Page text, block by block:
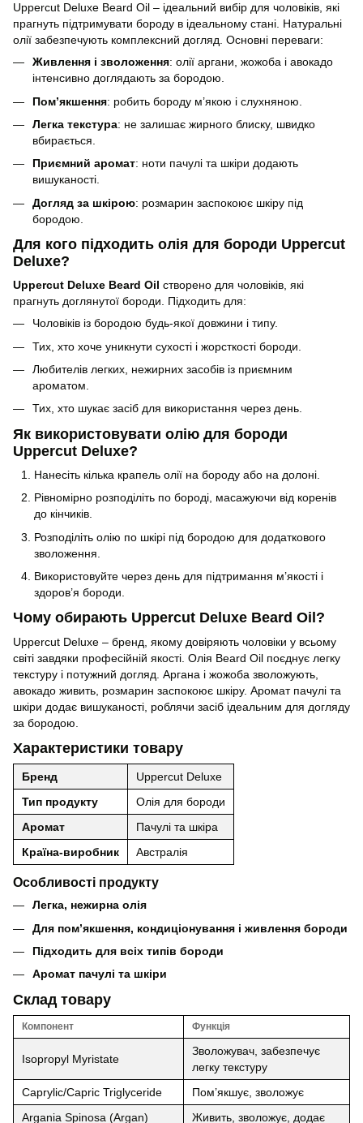
Uppercut Deluxe Beard Oil – ідеальний вибір для чоловіків, які
прагнуть підтримувати бороду в ідеальному стані. Натуральні
олії забезпечують комплексний догляд. Основні переваги:
Живлення і зволоження: олії аргани, жожоба і авокадо
інтенсивно доглядають за бородою.
Пом’якшення: робить бороду м’якою і слухняною.
Легка текстура: не залишає жирного блиску, швидко
вбирається.
Приємний аромат: ноти пачулі та шкіри додають
вишуканості.
Догляд за шкірою: розмарин заспокоює шкіру під
бородою.
Для кого підходить олія для бороди Uppercut
Deluxe?
Uppercut Deluxe Beard Oil створено для чоловіків, які
прагнуть доглянутої бороди. Підходить для:
Чоловіків із бородою будь-якої довжини і типу.
Тих, хто хоче уникнути сухості і жорсткості бороди.
Любителів легких, нежирних засобів із приємним
ароматом.
Тих, хто шукає засіб для використання через день.
Як використовувати олію для бороди
Uppercut Deluxe?
Нанесіть кілька крапель олії на бороду або на долоні.
Рівномірно розподіліть по бороді, масажуючи від коренів
до кінчиків.
Розподіліть олію по шкірі під бородою для додаткового
зволоження.
Використовуйте через день для підтримання м’якості і
здоров’я бороди.
Чому обирають Uppercut Deluxe Beard Oil?
Uppercut Deluxe – бренд, якому довіряють чоловіки у всьому
світі завдяки професійній якості. Олія Beard Oil поєднує легку
текстуру і потужний догляд. Аргана і жожоба зволожують,
авокадо живить, розмарин заспокоює шкіру. Аромат пачулі та
шкіри додає вишуканості, роблячи засіб ідеальним для догляду
за бородою.
Характеристики товару
Бренд
Uppercut Deluxe
Тип продукту
Олія для бороди
Аромат
Пачулі та шкіра
Країна-виробник
Австралія
Особливості продукту
Легка, нежирна олія
Для пом’якшення, кондиціонування і живлення бороди
Підходить для всіх типів бороди
Аромат пачулі та шкіри
Склад товару
Компонент Функція
Isopropyl Myristate
Зволожувач, забезпечує
легку текстуру
Caprylic/Capric Triglyceride
Пом’якшує, зволожує
Argania Spinosa (Argan)
Живить, зволожує, додає